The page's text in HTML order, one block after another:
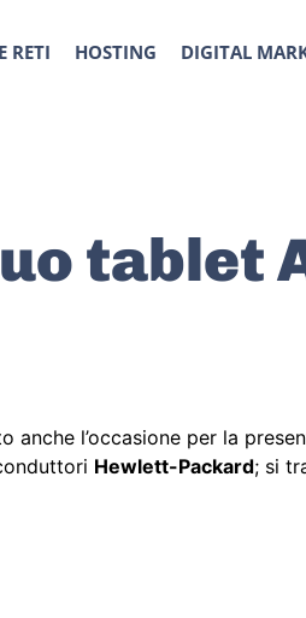
RETI HOSTING DIGITAL
tablet
anche l’occasione per la
Hewlett-Packard; si